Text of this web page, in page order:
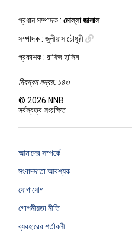
প্রধান সম্পাদক :মোল্লা জালাল
সম্পাদক :জুলীয়াস চৌধুরী
প্রকাশক : রাফিদ হাসিম
নিবন্ধন নম্বর: ১৪৩
©2026 NNB
সর্বস্বত্ব সংরক্ষিত
আমাদের সম্পর্কে
সংবাদদাতা আবশ্যক
যোগাযোগ
গোপনীয়তা নীতি
ব্যবহারের শর্তাবলী